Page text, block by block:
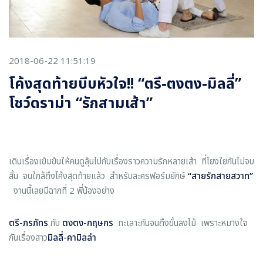
2018-06-22 11:51:19
โค้งสุดท้ายบีบหัวใจ!! “ตรี-ตงตง-มิลลี่”
โชว์ดราม่า “รักสามเส้า”
เดินเรื่องเข้มข้นให้คนดูลุ้นไปกับเรื่องราวความรักหลายเส้า ที่โยงใยกันไม่จบ
สิ้น จนใกล้ถึงโค้งสุดท้ายแล้ว สำหรับละครฟอร์มยักษ์ “สายรักสายสวาท”
งานนี้เลยมีฉากที่ 2 พี่น้องอย่าง
ตรี-ภรภัทร กับ ตงตง-กฤษกร ทะเลาะกันจนถึงขั้นลงไม้ เพราะหมางใจ
กันเรื่องสาวมิลลี่-คามิลล่า